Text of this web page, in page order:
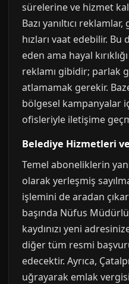
sürelerine ve hizmet
Bazı yanıltıcı
hızları vaat edebilir.
eden ama hayal
reklamı gibidir; parlak
atlamamak gerekir.
bölgesel kampanyalar
ofisleriyle iletişime
Belediye Hizmetleri
Temel aboneliklerin
olarak yerleşmiş
işlemini de aradan
başında Nüfus
kaydınızı yeni
diğer tüm resmi
edecektir. Ayrıca,
uğrayarak emlak